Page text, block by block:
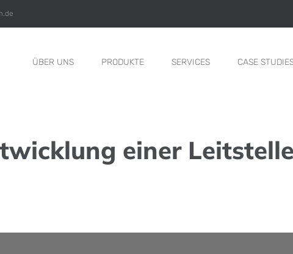
ÜBER UNS PRODUKTE SERVICES CASE
einer